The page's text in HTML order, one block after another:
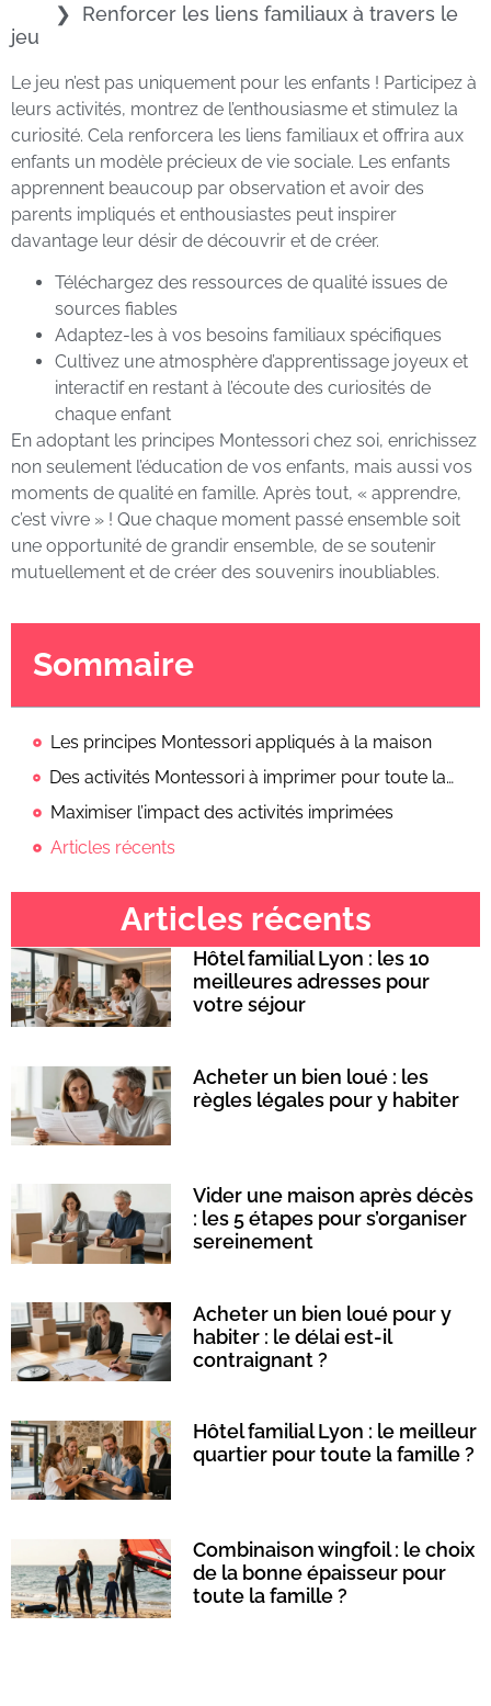
Renforcer les liens familiaux à travers le
jeu
Le jeu n’est pas uniquement pour les enfants ! Participez à
leurs activités, montrez de l’enthousiasme et stimulez la
curiosité. Cela renforcera les liens familiaux et offrira aux
enfants un modèle précieux de vie sociale. Les enfants
apprennent beaucoup par observation et avoir des
parents impliqués et enthousiastes peut inspirer
davantage leur désir de découvrir et de créer.
Téléchargez des ressources de qualité issues de
sources fiables
Adaptez-les à vos besoins familiaux spécifiques
Cultivez une atmosphère d’apprentissage joyeux et
interactif en restant à l’écoute des curiosités de
chaque enfant
En adoptant les principes Montessori chez soi, enrichissez
non seulement l’éducation de vos enfants, mais aussi vos
moments de qualité en famille. Après tout, « apprendre,
c’est vivre » ! Que chaque moment passé ensemble soit
une opportunité de grandir ensemble, de se soutenir
mutuellement et de créer des souvenirs inoubliables.
Sommaire
Les principes Montessori appliqués à la maison
Des activités Montessori à imprimer pour toute la famille
Maximiser l’impact des activités imprimées
Articles récents
Articles récents
Hôtel familial Lyon : les 10
meilleures adresses pour
votre séjour
Acheter un bien loué : les
règles légales pour y habiter
Vider une maison après décès
: les 5 étapes pour s’organiser
sereinement
Acheter un bien loué pour y
habiter : le délai est-il
contraignant ?
Hôtel familial Lyon : le meilleur
quartier pour toute la famille ?
Combinaison wingfoil : le choix
de la bonne épaisseur pour
toute la famille ?